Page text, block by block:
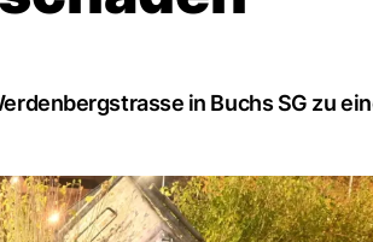
in Buchs SG zu